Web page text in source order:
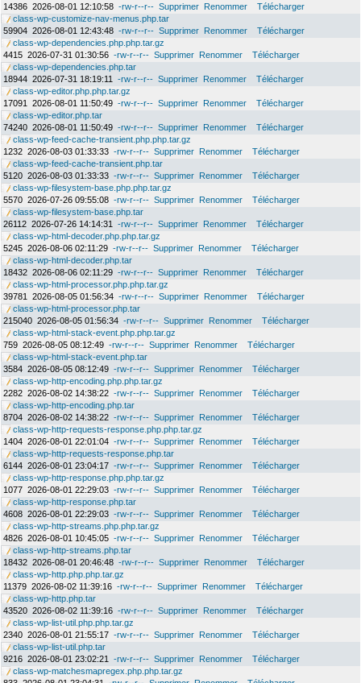
14386 2026-08-01 12:10:58 -rw-r--r-- Supprimer Renommer
Télécharger
class-wp-customize-nav-menus.php.tar
59904 2026-08-01 12:43:48 -rw-r--r-- Supprimer Renommer
Télécharger
class-wp-dependencies.php.php.tar.gz
4415 2026-07-31 01:30:56 -rw-r--r-- Supprimer Renommer
Télécharger
class-wp-dependencies.php.tar
18944 2026-07-31 18:19:11 -rw-r--r-- Supprimer Renommer
Télécharger
class-wp-editor.php.php.tar.gz
17091
2026-08-01 11:50:49 -rw-r--r-- Supprimer Renommer
Télécharger
class-wp-editor.php.tar
74240 2026-08-01 11:50:49 -rw-r--r-- Supprimer Renommer
Télécharger
class-wp-feed-cache-transient.php.php.tar.gz
1232 2026-08-03 01:33:33 -rw-r--r-- Supprimer Renommer
Télécharger
class-wp-feed-cache-transient.php.tar
5120 2026-08-03 01:33:33 -rw-r--r-- Supprimer Renommer
Télécharger
class-wp-filesystem-base.php.php.tar.gz
5570 2026-07-26 09:55:08 -rw-r--r-- Supprimer Renommer
Télécharger
class-wp-filesystem-base.php.tar
26112 2026-07-26 14:14:31 -rw-r--r-- Supprimer Renommer
Télécharger
class-wp-html-decoder.php.php.tar.gz
5245 2026-08-06 02:11:29 -rw-r--r-- Supprimer Renommer
Télécharger
class-wp-html-decoder.php.tar
18432 2026-08-06 02:11:29 -rw-r--r-- Supprimer Renommer
Télécharger
class-wp-html-processor.php.php.tar.gz
39781
2026-08-05 01:56:34 -rw-r--r-- Supprimer Renommer
Télécharger
class-wp-html-processor.php.tar
215040 2026-08-05 01:56:34 -rw-r--r-- Supprimer Renommer
Télécharger
class-wp-html-stack-event.php.php.tar.gz
759 2026-08-05 08:12:49 -rw-r--r-- Supprimer Renommer
Télécharger
class-wp-html-stack-event.php.tar
3584 2026-08-05 08:12:49 -rw-r--r-- Supprimer Renommer
Télécharger
class-wp-http-encoding.php.php.tar.gz
2282 2026-08-02 14:38:22 -rw-r--r-- Supprimer Renommer
Télécharger
class-wp-http-encoding.php.tar
8704 2026-08-02 14:38:22 -rw-r--r-- Supprimer Renommer
Télécharger
class-wp-http-requests-response.php.php.tar.gz
1404 2026-08-01 22:01:04 -rw-r--r-- Supprimer Renommer
Télécharger
class-wp-http-requests-response.php.tar
6144 2026-08-01 23:04:17 -rw-r--r-- Supprimer Renommer
Télécharger
class-wp-http-response.php.php.tar.gz
1077 2026-08-01 22:29:03 -rw-r--r-- Supprimer Renommer
Télécharger
class-wp-http-response.php.tar
4608 2026-08-01 22:29:03 -rw-r--r-- Supprimer Renommer
Télécharger
class-wp-http-streams.php.php.tar.gz
4826 2026-08-01 10:45:05 -rw-r--r-- Supprimer Renommer
Télécharger
class-wp-http-streams.php.tar
18432 2026-08-01 20:46:48 -rw-r--r-- Supprimer Renommer
Télécharger
class-wp-http.php.php.tar.gz
11379 2026-08-02 11:39:16 -rw-r--r-- Supprimer Renommer
Télécharger
class-wp-http.php.tar
43520 2026-08-02 11:39:16 -rw-r--r-- Supprimer Renommer
Télécharger
class-wp-list-util.php.php.tar.gz
2340 2026-08-01 21:55:17 -rw-r--r-- Supprimer Renommer
Télécharger
class-wp-list-util.php.tar
9216 2026-08-01 23:02:21 -rw-r--r-- Supprimer Renommer
Télécharger
class-wp-matchesmapregex.php.php.tar.gz